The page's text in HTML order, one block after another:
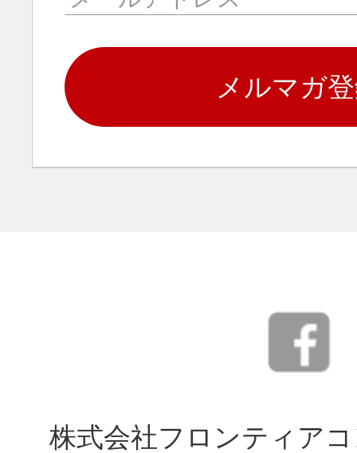
メルマガ
株式会社フロンティア